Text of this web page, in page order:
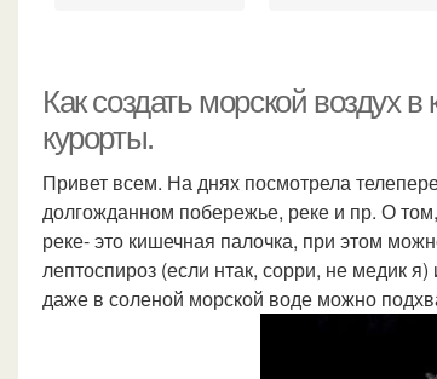
Как создать морской воздух
курорты.
Привет всем. На днях посмотрела
долгожданном побережье, реке и пр. О
реке- это кишечная палочка, при этом
лептоспироз (если нтак, сорри, не медик
даже в соленой морской воде можно